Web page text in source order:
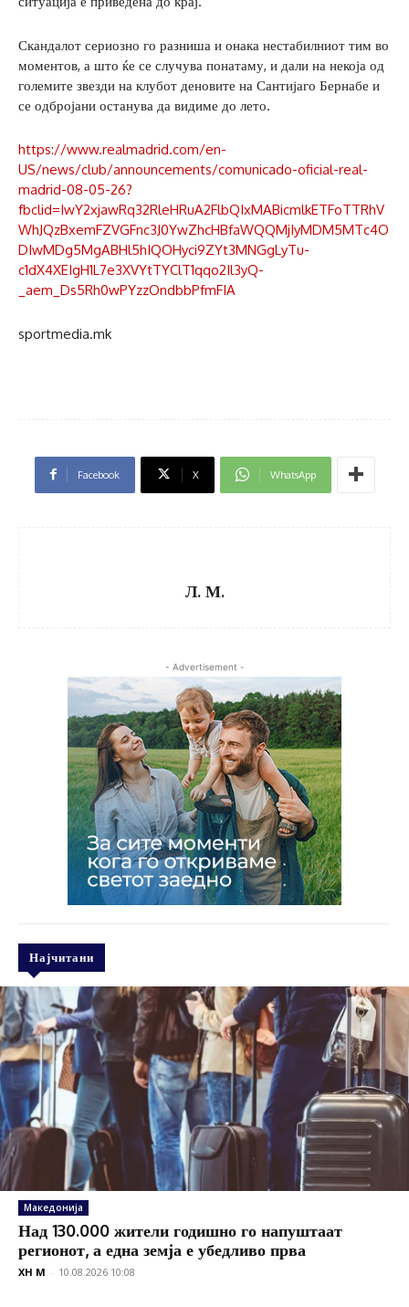
Скандалот сериозно го разниша и онака нестабилниот тим во
моментов, а што ќе се случува понатаму, и дали на некоја од
големите звезди на клубот деновите на Сантијаго Бернабе и
се одбројани останува да видиме до лето.
https://www.realmadrid.com/en-
US/news/club/announcements/comunicado-oficial-real-
madrid-08-05-26?
fbclid=IwY2xjawRq32RleHRuA2FlbQIxMABicmlkETFoTTRhV
WhJQzBxemFZVGFnc3J0YwZhcHBfaWQQMjIyMDM5MTc4O
DIwMDg5MgABHl5hIQOHyci9ZYt3MNGgLyTu-
c1dX4XEIgH1L7e3XVYtTYClT1qqo2Il3yQ-
_aem_Ds5Rh0wPYzzOndbbPfmFIA
sportmedia.mk
Facebook X WhatsApp
Л. М.
- Advertisement -
Најчитани
Македонија
Над 130.000 жители годишно го напуштаат
регионот, а една земја е убедливо прва
XH M - 10.08.2026 10:08